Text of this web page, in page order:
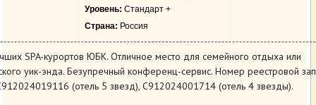
Уровень: Стандарт +
Страна: Россия
SPA-курортов ЮБК. Отличное место для семейного отдыха или
уик-энда. Безупречный конференц-сервис. Номер реестровой
(отель 5 звезд), С912024001714 (отель 4 звезды).